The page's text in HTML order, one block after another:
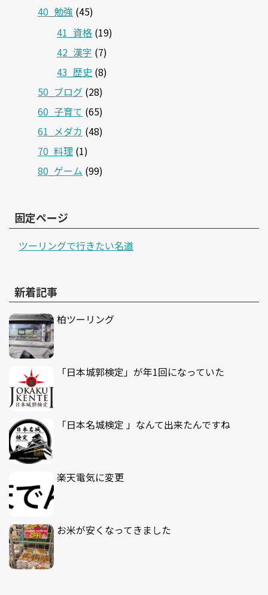
40_勉強 (45)
41_資格 (19)
42_漢字 (7)
43_歴史 (8)
50_ブログ (28)
60_子育て (65)
61_メダカ (48)
70_料理 (1)
80_ゲーム (99)
固定ページ
ツーリングで行きたい名道
新着記事
柏ツーリング
「日本城郭検定」が年1回になっていた
「日本名城検定 」なんて出来たんですね
楽天電気に変更
お米が安くなってきました